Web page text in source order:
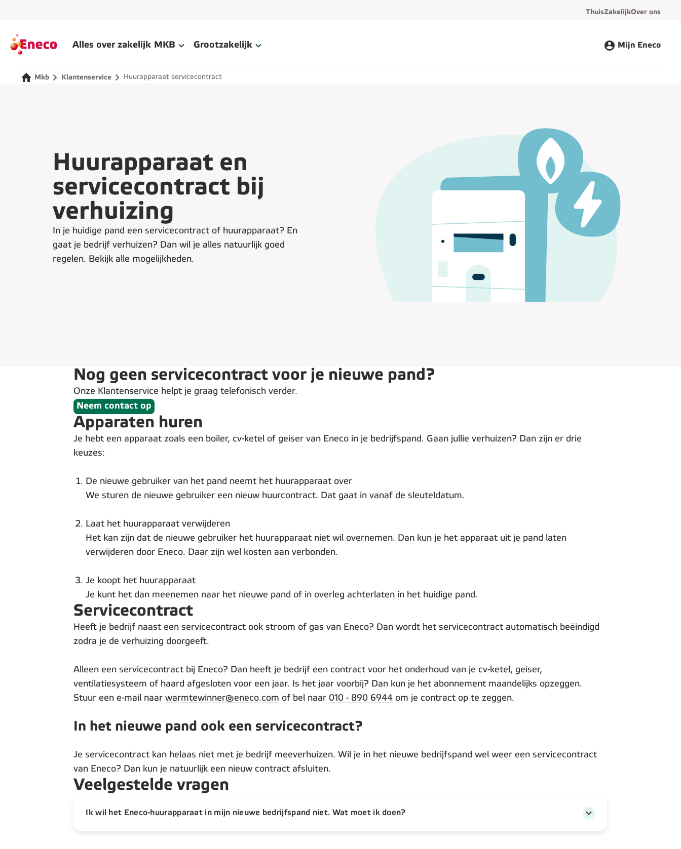
ThuisZakelijkOver ons
Alles over zakelijk MKB Grootzakelijk Mijn Eneco
Mkb Klantenservice Huurapparaat servicecontract
Huurapparaat en
servicecontract bij
verhuizing
In je huidige pand een servicecontract of huurapparaat? En
gaat je bedrijf verhuizen? Dan wil je alles natuurlijk goed
regelen. Bekijk alle mogelijkheden.
Nog geen servicecontract voor je nieuwe pand?
Onze Klantenservice helpt je graag telefonisch verder.
Neem contact op
Apparaten huren
Je hebt een apparaat zoals een boiler, cv-ketel of geiser van Eneco in je bedrijfspand. Gaan jullie verhuizen? Dan zijn er drie
keuzes:
De nieuwe gebruiker van het pand neemt het huurapparaat over
We sturen de nieuwe gebruiker een nieuw huurcontract. Dat gaat in vanaf de sleuteldatum.
Laat het huurapparaat verwijderen
Het kan zijn dat de nieuwe gebruiker het huurapparaat niet wil overnemen. Dan kun je het apparaat uit je pand laten
verwijderen door Eneco. Daar zijn wel kosten aan verbonden.
Je koopt het huurapparaat
Je kunt het dan meenemen naar het nieuwe pand of in overleg achterlaten in het huidige pand.
Servicecontract
Heeft je bedrijf naast een servicecontract ook stroom of gas van Eneco? Dan wordt het servicecontract automatisch beëindigd
zodra je de verhuizing doorgeeft.
Alleen een servicecontract bij Eneco? Dan heeft je bedrijf een contract voor het onderhoud van je cv-ketel, geiser,
ventilatiesysteem of haard afgesloten voor een jaar. Is het jaar voorbij? Dan kun je het abonnement maandelijks opzeggen.
Stuur een e-mail naarwarmtewinner@eneco.com of bel naar 010 - 890 6944 om je contract op te zeggen.
In het nieuwe pand ook een servicecontract?
Je servicecontract kan helaas niet met je bedrijf meeverhuizen. Wil je in het nieuwe bedrijfspand wel weer een servicecontract
van Eneco? Dan kun je natuurlijk een nieuw contract afsluiten.
Veelgestelde vragen
Ik wil het Eneco-huurapparaat in mijn nieuwe bedrijfspand niet. Wat moet ik doen?